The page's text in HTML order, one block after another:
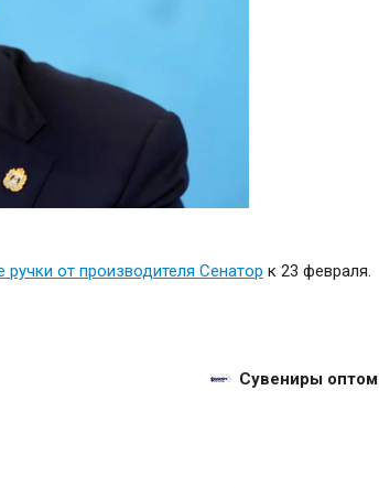
от производителя Сенатор к 23 февраля.
Сувениры оптом